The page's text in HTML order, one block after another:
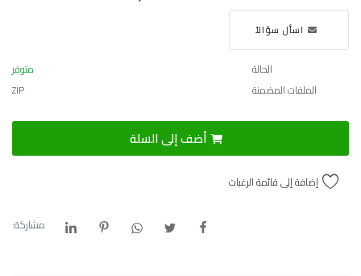
اسأل سؤالاً
الحالة
متوفر
الملفات المضمنة
ZIP
أضف إلى السلة
إضافة إلى قائمة الرغبات
مشاركة: